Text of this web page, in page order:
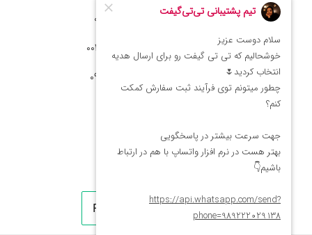
شماره تماس ایران: 02166066403
شماره تماس آمریکا: 0014088054942